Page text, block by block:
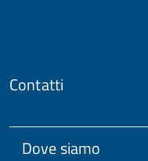
Contatti
Dove siamo